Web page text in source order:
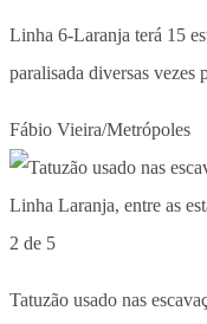
Linha 6-Laranja terá 15
paralisada diversas vezes
Fábio Vieira/Metrópoles
2 de 5
Tatuzão usado nas